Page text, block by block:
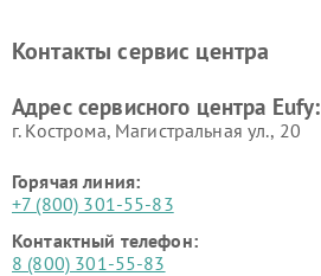
Контакты сервис центра
Адрес сервисного центра Eufy:
г. Кострома, Магистральная ул., 20
Горячая линия:
+7 (800) 301-55-83
Контактный телефон:
8 (800) 301-55-83